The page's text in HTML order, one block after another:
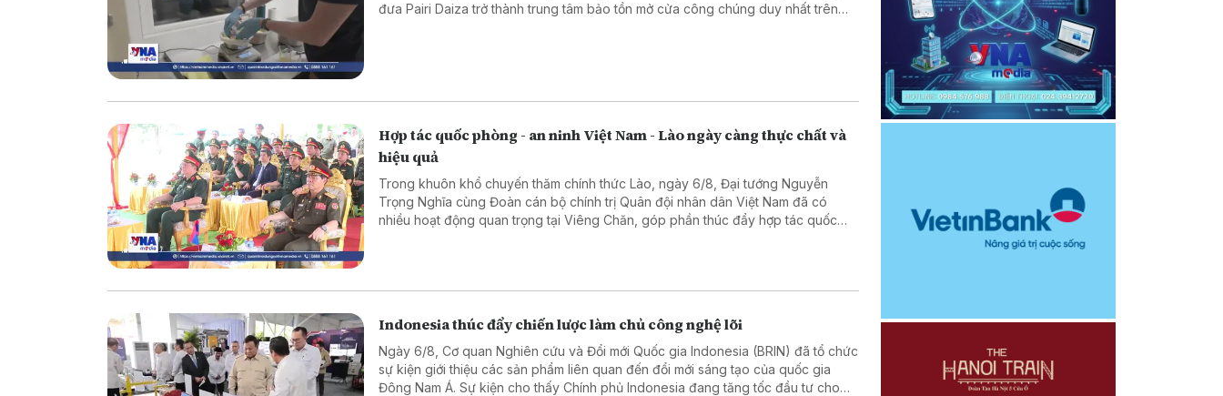
đưa Pairi Daiza trở thành trung tâm bảo tồn mở cửa công chúng duy nhất trên
Hợp tác quốc phòng - an ninh Việt Nam - Lào ngày càng thực chất và
hiệu quả
Trong khuôn khổ chuyến thăm chính thức Lào, ngày 6/8, Đại tướng Nguyễn
Trọng Nghĩa cùng Đoàn cán bộ chính trị Quân đội nhân dân Việt Nam đã có
nhiều hoạt động quan trọng tại Viêng Chăn, góp phần thúc đẩy hợp tác quốc
Indonesia thúc đẩy chiến lược làm chủ công nghệ lõi
Ngày 6/8, Cơ quan Nghiên cứu và Đổi mới Quốc gia Indonesia (BRIN) đã tổ chức
sự kiện giới thiệu các sản phẩm liên quan đến đổi mới sáng tạo của quốc gia
Đông Nam Á. Sự kiện cho thấy Chính phủ Indonesia đang tăng tốc đầu tư cho